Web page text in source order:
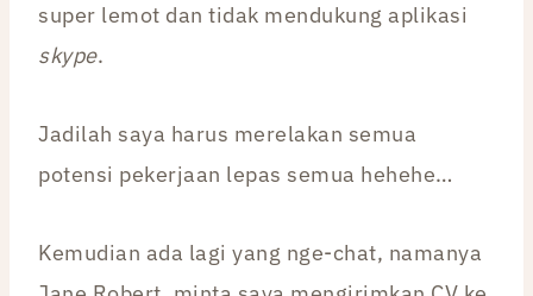
super lemot dan tidak mendukung aplikasi
skype.
Jadilah saya harus merelakan semua
potensi pekerjaan lepas semua hehehe…
Kemudian ada lagi yang nge-chat, namanya